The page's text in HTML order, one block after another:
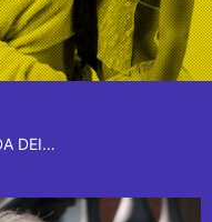
REVOLUÇÃO NO PALCO, DON
RICO DALASAM TRAZ UM BANHO DE “ALÍVIO” NOS ENCONTROS DDGA